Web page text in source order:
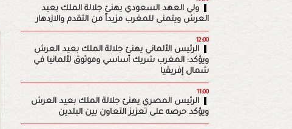
ولي العهد السعودي يهنئ جلالة الملك بعيد
العرش ويتمنى للمغرب مزيداً من التقدم والازدهار
12:00
الرئيس الألماني يهنئ جلالة الملك بعيد العرش
ويؤكد: المغرب شريك أساسي وموثوق لألمانيا في
شمال إفريقيا
11:00
الرئيس المصري يهنئ جلالة الملك بعيد العرش
ويؤكد حرصه على تعزيز التعاون بين البلدين